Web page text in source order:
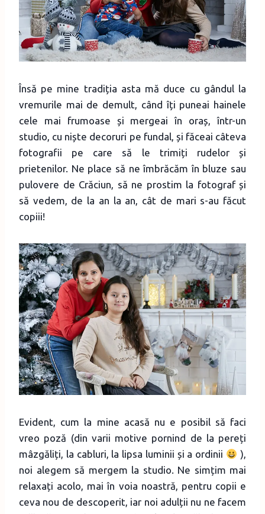
Însă pe mine tradiția asta mă duce cu gândul la
vremurile mai de demult, când îți puneai hainele
cele mai frumoase și mergeai în oraș, într-un
studio, cu niște decoruri pe fundal, și făceai câteva
fotografii pe care să le trimiți rudelor și
prietenilor. Ne place să ne îmbrăcăm în bluze sau
pulovere de Crăciun, să ne prostim la fotograf și
să vedem, de la an la an, cât de mari s-au făcut
copiii!
Evident, cum la mine acasă nu e posibil să faci
vreo poză (din varii motive pornind de la pereți
mâzgăliți, la cabluri, la lipsa luminii și a ordinii
),
noi alegem să mergem la studio. Ne simțim mai
relaxați acolo, mai în voia noastră, pentru copii e
ceva nou de descoperit, iar noi adulții nu ne facem